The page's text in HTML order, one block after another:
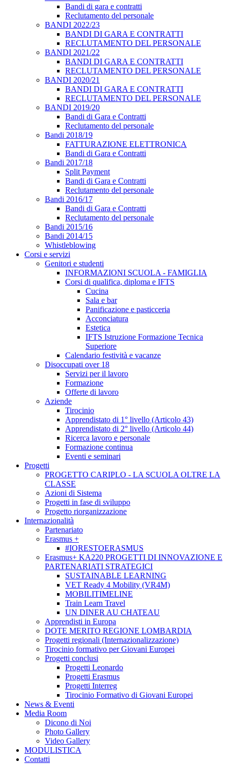
Bandi di gara e contratti
Reclutamento del personale
BANDI 2022/23
BANDI DI GARA E CONTRATTI
RECLUTAMENTO DEL PERSONALE
BANDI 2021/22
BANDI DI GARA E CONTRATTI
RECLUTAMENTO DEL PERSONALE
BANDI 2020/21
BANDI DI GARA E CONTRATTI
RECLUTAMENTO DEL PERSONALE
BANDI 2019/20
Bandi di Gara e Contratti
Reclutamento del personale
Bandi 2018/19
FATTURAZIONE ELETTRONICA
Bandi di Gara e Contratti
Bandi 2017/18
Split Payment
Bandi di Gara e Contratti
Reclutamento del personale
Bandi 2016/17
Bandi di Gara e Contratti
Reclutamento del personale
Bandi 2015/16
Bandi 2014/15
Whistleblowing
Corsi e servizi
Genitori e studenti
INFORMAZIONI SCUOLA - FAMIGLIA
Corsi di qualifica, diploma e IFTS
Cucina
Sala e bar
Panificazione e pasticceria
Acconciatura
Estetica
IFTS Istruzione Formazione Tecnica
Superiore
Calendario festività e vacanze
Disoccupati over 18
Servizi per il lavoro
Formazione
Offerte di lavoro
Aziende
Tirocinio
Apprendistato di 1° livello (Articolo 43)
Apprendistato di 2° livello (Articolo 44)
Ricerca lavoro e personale
Formazione continua
Eventi e seminari
Progetti
PROGETTO CARIPLO - LA SCUOLA OLTRE LA
CLASSE
Azioni di Sistema
Progetti in fase di sviluppo
Progetto riorganizzazione
Internazionalità
Partenariato
Erasmus +
#IORESTOERASMUS
Erasmus+ KA220 PROGETTI DI INNOVAZIONE E
PARTENARIATI STRATEGICI
SUSTAINABLE LEARNING
VET Ready 4 Mobility (VR4M)
MOBILITIMELINE
Train Learn Travel
UN DINER AU CHATEAU
Apprendisti in Europa
DOTE MERITO REGIONE LOMBARDIA
Progetti regionali (Internazionalizzazione)
Tirocinio formativo per Giovani Europei
Progetti conclusi
Progetti Leonardo
Progetti Erasmus
Progetti Interreg
Tirocinio Formativo di Giovani Europei
News & Eventi
Media Room
Dicono di Noi
Photo Gallery
Video Gallery
MODULISTICA
Contatti